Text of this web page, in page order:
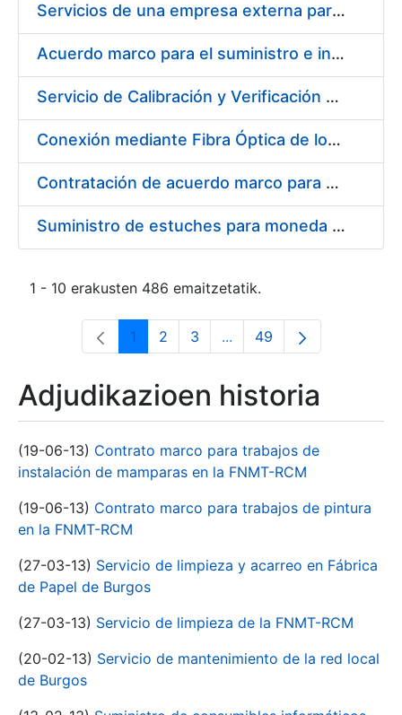
Servicios de una empresa externa para el asesoramiento y resolución de los recursos de alzada que se presentan relacionados con procesos de selección para la FNMT-RCM
Acuerdo marco para el suministro e instalación de persianas, estores y otros complementos
Servicio de Calibración y Verificación Externa de los Equipos de Medición del Servicio de Prevención de la FNMT-RCM
Conexión mediante Fibra Óptica de los Centros de Proceso de Datos (CPDs) de las sedes de la FNMT-RCM de Burgos y Madrid
Contratación de acuerdo marco para el Suministro de Material de Electricidad para la Fábrica Nacional de Moneda y Timbre-Real Casa de la Moneda en su centro de trabajo de Burgos
Suministro de estuches para moneda de 30 €
1 - 10 erakusten 486 emaitzetatik.
Orrialdea
1 Orrialdea
2 Orrialdea
3 ...Intermediate Pages Use
Orrialdea
49
Adjudikazioen historia
(19-06-13) Contrato marco para trabajos de
instalación de mamparas en la FNMT-RCM
(19-06-13) Contrato marco para trabajos de pintura
en la FNMT-RCM
(27-03-13) Servicio de limpieza y acarreo en Fábrica
de Papel de Burgos
(27-03-13) Servicio de limpieza de la FNMT-RCM
(20-02-13) Servicio de mantenimiento de la red local
de Burgos